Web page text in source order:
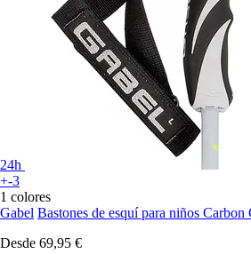
24h
+-3
1 colores
Gabel Bastones de esquí para niños Carbon
Desde 69,95 €